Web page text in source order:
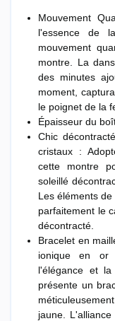
Mouvement
l'essence de
mouvement
montre. La
des minutes
moment,
le poignet de la
Épaisseur du
Chic
cristaux :
cette montre
soleillé
Les éléments
parfaitement le
décontracté.
Bracelet en
ionique en or
l'élégance et
présente un
jaune.